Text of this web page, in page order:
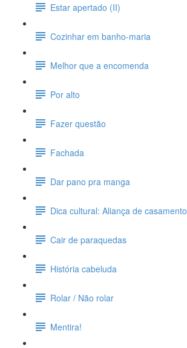
Estar apertado (II)
Cozinhar em banho-maria
Melhor que a encomenda
Por alto
Fazer questão
Fachada
Dar pano pra manga
Dica cultural: Aliança de casamento
Cair de paraquedas
História cabeluda
Rolar / Não rolar
Mentira!